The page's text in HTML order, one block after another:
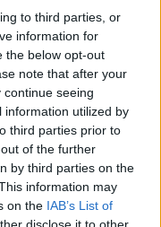
to third parties, or
information for
the below opt-out
note that after your
seeing
information utilized by
third parties prior to
of the further
by third parties on the
information may
on the IAB’s List of
disclose it to other